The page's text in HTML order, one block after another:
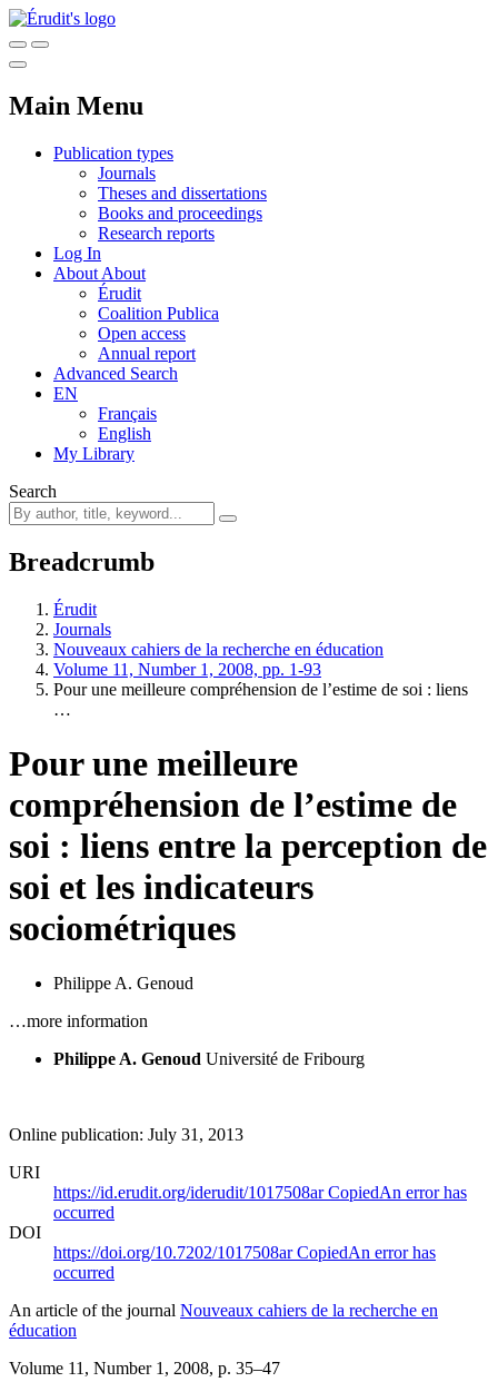
Main Menu
Publication types
Journals
Theses and dissertations
Books and proceedings
Research reports
Log In
About About
Érudit
Coalition Publica
Open access
Annual report
Advanced Search
EN
Français
English
My Library
Search
Breadcrumb
Érudit
Journals
Nouveaux cahiers de la recherche en éducation
Volume 11, Number 1, 2008, pp. 1-93
Pour une meilleure compréhension de l’estime de soi : liens
…
Pour une meilleure
compréhension de l’estime de
soi : liens entre la perception de
soi et les indicateurs
sociométriques
Philippe A. Genoud
…more information
Philippe A. Genoud Université de Fribourg
Online publication: July 31, 2013
URI
https://id.erudit.org/iderudit/1017508arCopiedAn error has
occurred
DOI
https://doi.org/10.7202/1017508arCopiedAn error has
occurred
An article of the journal Nouveaux cahiers de la recherche en
éducation
Volume 11, Number 1, 2008, p. 35–47